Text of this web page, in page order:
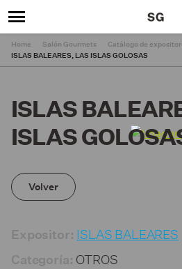
Home Salón Gourmets Catálogo de
ISLAS BALEARES, LAS ISLAS GOLOSAS
ISLAS
ISLAS
Volver
Expositor: ISLAS BALEARES
Categoría: OTROS